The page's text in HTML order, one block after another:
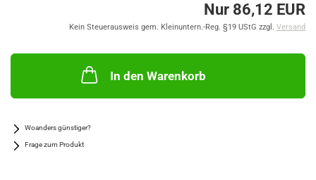
Nur 86,12 EUR
Kein Steuerausweis gem. Kleinuntern.-Reg. §19 UStG zzgl. Versand
In den Warenkorb
Woanders günstiger?
Frage zum Produkt